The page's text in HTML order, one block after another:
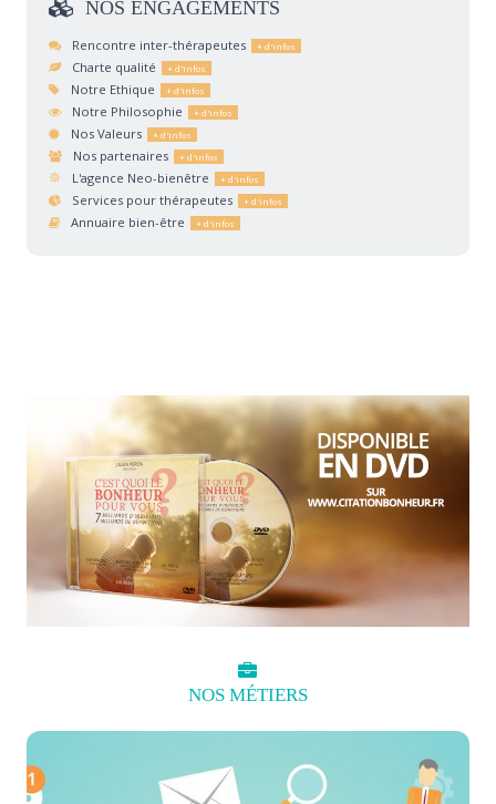
NOS ENGAGEMENTS
Rencontre inter-thérapeutes
Charte qualité
Notre Ethique
Notre Philosophie
Nos Valeurs
Nos partenaires
L'agence Neo-bienêtre
Services pour thérapeutes
Annuaire bien-être
NOS MÉTIERS